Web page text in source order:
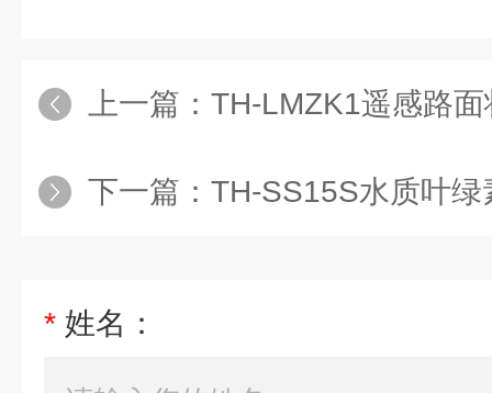
上一篇： TH-LMZK1遥感路
下一篇： TH-SS15S水质叶绿
* 姓名：